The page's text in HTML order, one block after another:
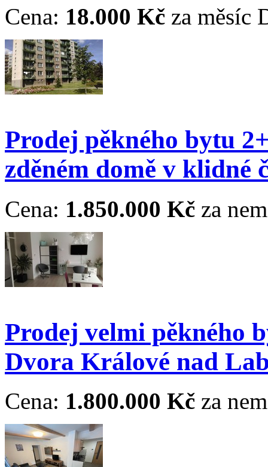
Cena: 18.000 Kč za měsíc
Prodej pěkného bytu
zděném domě v klidné
Cena: 1.850.000 Kč za
Prodej velmi pěkného
Dvora Králové nad
Cena: 1.800.000 Kč za